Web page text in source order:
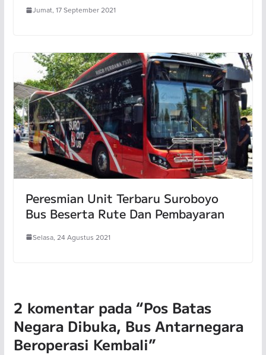
Jumat, 17 September 2021
Peresmian Unit Terbaru Suroboyo
Bus Beserta Rute Dan Pembayaran
Selasa, 24 Agustus 2021
2 komentar pada “Pos Batas
Negara Dibuka, Bus Antarnegara
Beroperasi Kembali”